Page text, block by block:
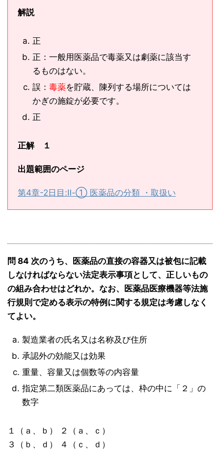
解説
正
正：一般用医薬品で毒薬又は劇薬に該当す
るものはない。
誤： 毒薬を貯蔵、陳列する場所については
かぎの施錠が必要です。
正
正解 １
出題範囲のページ
第4章-2日目:Ⅱ-① 医薬品の分類 ・取扱い
問 84 次のうち、医薬品の直接の容器又は被包に記載
しなければならない法定表示事項として、正しいもの
の組み合わせはどれか。なお、医薬品医療機器等法施
行規則で定める表示の特例に関する規定は考慮しなく
てよい。
製造業者の氏名又は名称及び住所
承認外の効能又は効果
重量、容量又は個数等の内容量
指定第二類医薬品にあっては、枠の中に「２」の
数字
１（ａ、ｂ） ２（ａ、ｃ）
３（ｂ、ｄ） ４（ｃ、ｄ）